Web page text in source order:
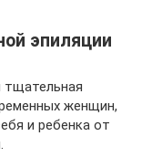
эпиляции
тщательная
женщин,
и ребенка от